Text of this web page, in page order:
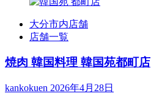
大分市内店舗
店舗一覧
焼肉 韓国料理 韓国苑都町店
kankokuen 2026年4月28日